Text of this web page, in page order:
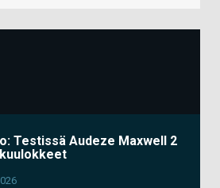
Testissä Audeze Maxwell 2